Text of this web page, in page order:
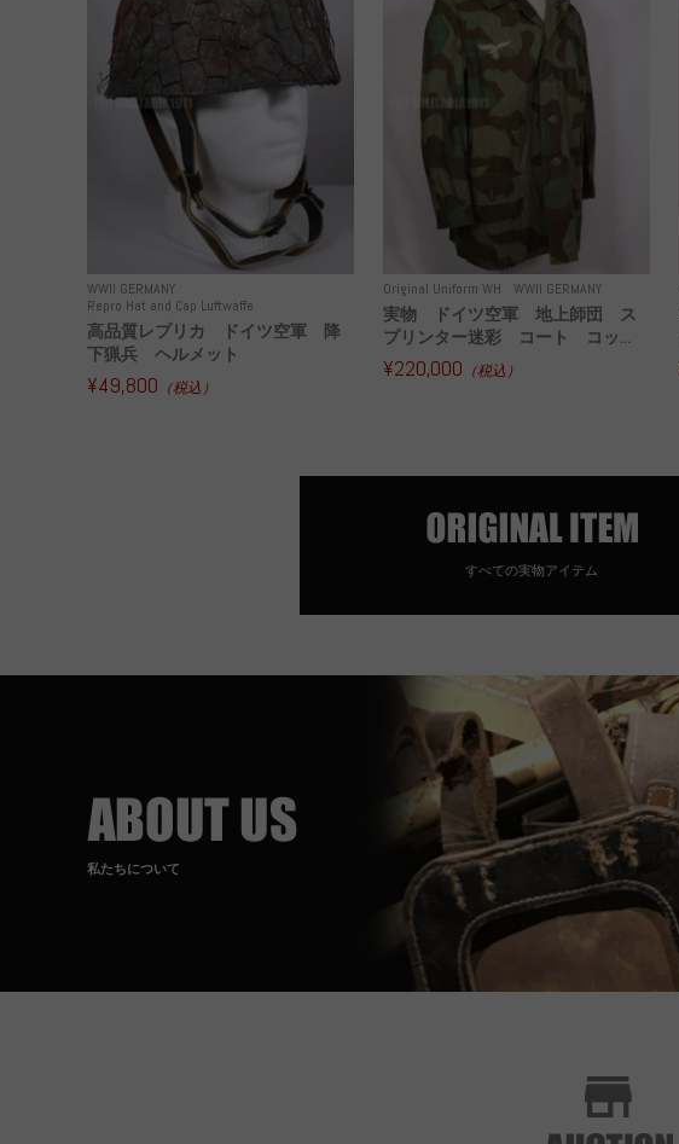
WWII GERMANY
Repro Hat and Cap Luftwaffe
高品質レプリカ ドイツ空軍 降
下猟兵 ヘルメット
¥49,800 （税込）
Original Uniform WH WWII GERMANY
実物 ドイツ空軍 地上師団 ス
プリンター迷彩 コート コッ...
¥220,000 （税込）
すべての実物アイテム
私たちについて